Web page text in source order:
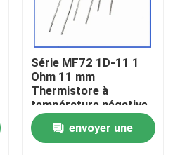
Série MF72 1D-11 1
Ohm 11 mm
Thermistore à
température négative
pour l'alimentation
électriqueenvoyer une